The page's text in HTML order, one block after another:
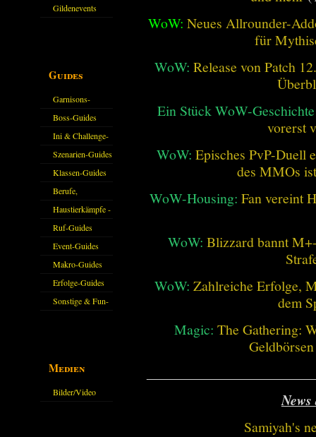
Gildenevents
Guides
Garnisons-
Guides
Boss-Guides
Ini & Challenge-
Guides
Szenarien-Guides
Klassen-Guides
Berufe,
Farmkarten und
Haustiere
Haustierkämpfe -
Guide
Ruf-Guides
Event-Guides
Makro-Guides
Erfolge-Guides
Sonstige & Fun-
Medien
Bilder/Video
WoW: Neues Allrounder-
für
WoW: Release von Patch
Ein Stück WoW-
vorerst
WoW: Episches PvP-Duell
des MMOs
WoW-Housing: Fan vereint
WoW: Blizzard bannt
WoW: Zahlreiche Erfolge,
dem
Magic: The Gathering:
Samiyah's